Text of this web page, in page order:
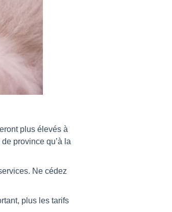
plus élevés à
province qu’à la
Ne cédez
plus les tarifs